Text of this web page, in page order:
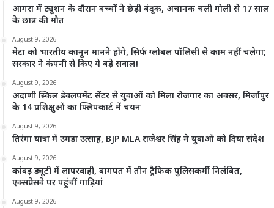
आगरा में ट्यूशन के दौरान बच्चों ने छेड़ी बंदूक, अचानक चली गोली से 17 साल
के छात्र की मौत
August 9, 2026
मेटा को भारतीय कानून मानने होंगे, सिर्फ ग्लोबल पॉलिसी से काम नहीं चलेगा;
सरकार ने कंपनी से किए ये बड़े सवाल!
August 9, 2026
अदाणी स्किल डेवलपमेंट सेंटर से युवाओं को मिला रोजगार का अवसर, मिर्जापुर
के 14 प्रशिक्षुओं का फ्लिपकार्ट में चयन
August 9, 2026
तिरंगा यात्रा में उमड़ा उत्साह, BJP MLA राजेश्वर सिंह ने युवाओं को दिया संदेश
August 9, 2026
कांवड़ ड्यूटी में लापरवाही, बागपत में तीन ट्रैफिक पुलिसकर्मी निलंबित,
एक्सप्रेसवे पर पहुंचीं गाड़ियां
August 9, 2026